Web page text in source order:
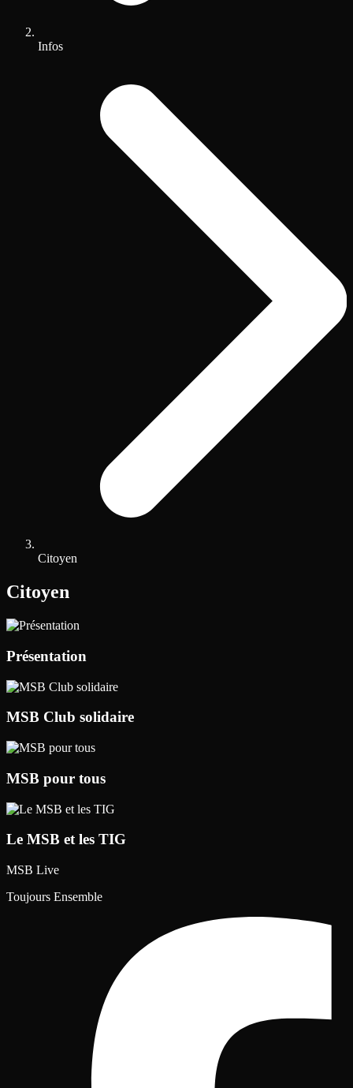
Infos
Citoyen
Citoyen
Présentation
MSB Club solidaire
MSB pour tous
Le MSB et les TIG
MSB Live
Toujours Ensemble